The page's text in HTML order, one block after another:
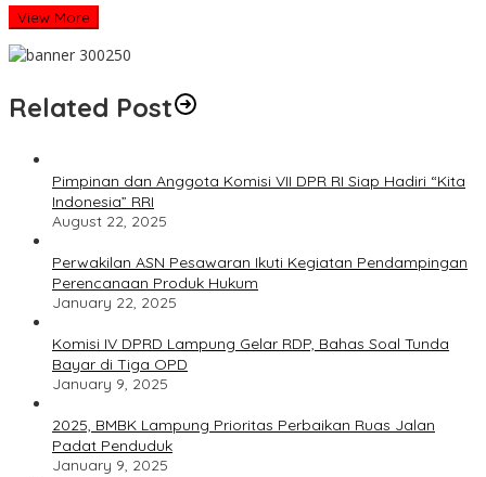
View More
Related Post
Pimpinan dan Anggota Komisi VII DPR RI Siap Hadiri “Kita
Indonesia” RRI
August 22, 2025
Perwakilan ASN Pesawaran Ikuti Kegiatan Pendampingan
Perencanaan Produk Hukum
January 22, 2025
Komisi IV DPRD Lampung Gelar RDP, Bahas Soal Tunda
Bayar di Tiga OPD
January 9, 2025
2025, BMBK Lampung Prioritas Perbaikan Ruas Jalan
Padat Penduduk
January 9, 2025